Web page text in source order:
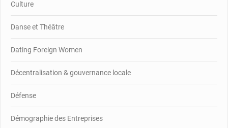
Culture
Danse et Théâtre
Dating Foreign Women
Décentralisation & gouvernance locale
Défense
Démographie des Entreprises